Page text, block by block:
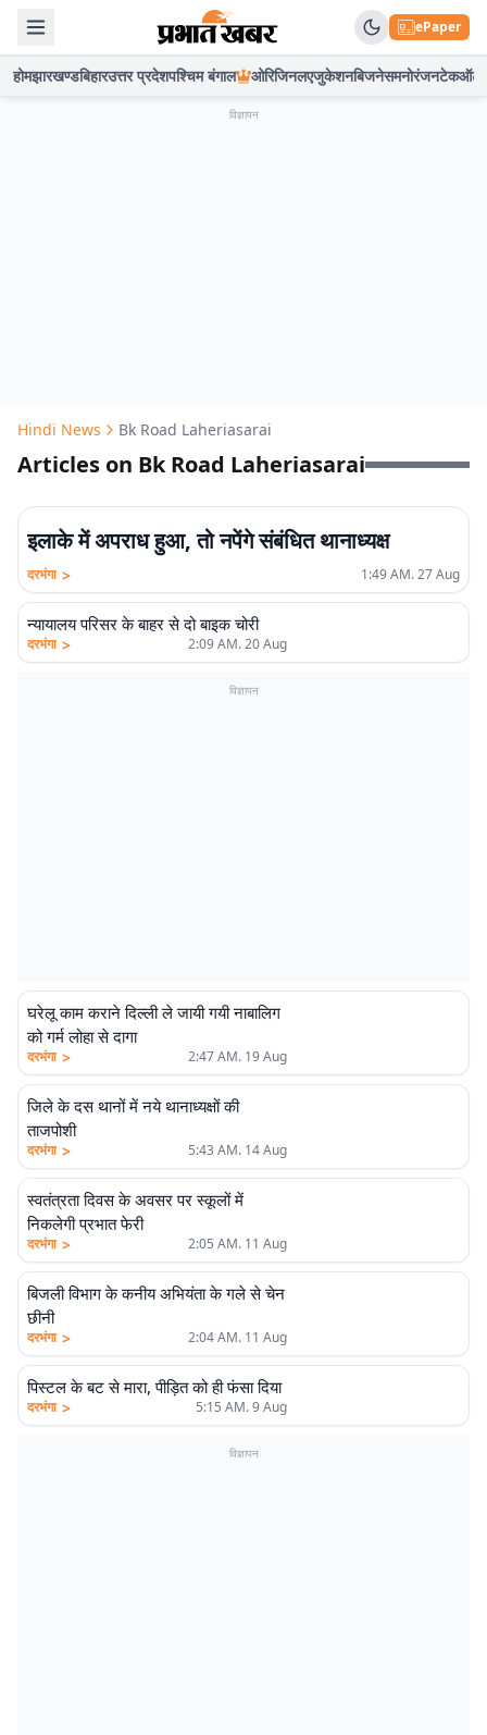
ePaper
होमझारखण्डबिहारउत्तर प्रदेशपश्चिम बंगाल ओरिजिनलएजुकेशनबिजनेसमनोरंजनटेकऑटो
विज्ञापन
Hindi News Bk Road Laheriasarai
Articles on Bk Road Laheriasarai
इलाके में अपराध हुआ, तो नपेंगे संबंधित थानाध्यक्ष
दरभंगा > 1:49 AM. 27 Aug
न्यायालय परिसर के बाहर से दो बाइक चोरी
दरभंगा > 2:09 AM. 20 Aug
विज्ञापन
घरेलू काम कराने दिल्ली ले जायी गयी नाबालिग
को गर्म लोहा से दागा
दरभंगा > 2:47 AM. 19 Aug
जिले के दस थानों में नये थानाध्यक्षों की
ताजपोशी
दरभंगा > 5:43 AM. 14 Aug
स्वतंत्रता दिवस के अवसर पर स्कूलों में
निकलेगी प्रभात फेरी
दरभंगा > 2:05 AM. 11 Aug
बिजली विभाग के कनीय अभियंता के गले से चेन
छीनी
दरभंगा > 2:04 AM. 11 Aug
पिस्टल के बट से मारा, पीड़ित को ही फंसा दिया
दरभंगा > 5:15 AM. 9 Aug
विज्ञापन